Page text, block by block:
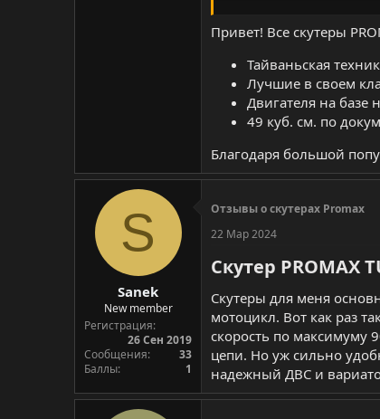
Объем топливного
Приборная панель:
Вес: 105кг
Высота по седлу: 78
Колеса: 120/70-12
Тормоза: Дисковые
Гарантия – 3 Года
Примечание -
Это уже другой уровень
Привет! Все скутеры
Тайваньская
Лучшие в своем
Двигателя на базе
49 куб. см. по
Благодаря большой
S
Sanek
New member
Регистрация
26 Сен 2019
Сообщения
33
Баллы
1
Отзывы о скутерах Promax
22 Мар 2024
Скутер PROMAX
Скутеры для меня
мотоцикл. Вот как раз
скорость по максимуму
цепи. Но уж сильно
надежный ДВС и